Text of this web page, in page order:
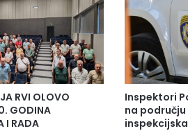
RVI OLOVO
GODINA
I RADA
Inspektori
na području